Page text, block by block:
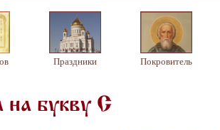
Праздники Покровитель
букву С